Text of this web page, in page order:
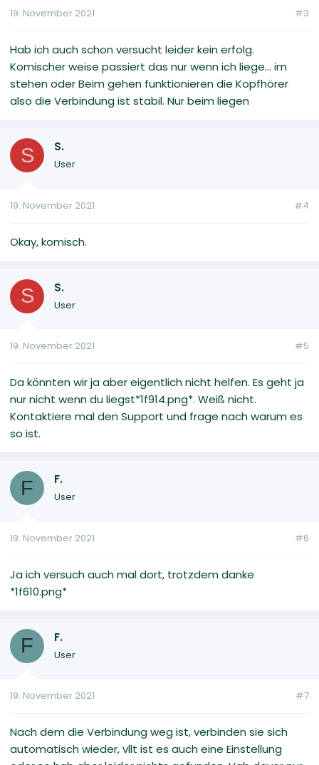
19. November 2021 #3
Hab ich auch schon versucht leider kein erfolg.
Komischer weise passiert das nur wenn ich liege... im
stehen oder Beim gehen funktionieren die Kopfhörer
also die Verbindung ist stabil. Nur beim liegen
S S.
User
19. November 2021 #4
Okay, komisch.
S S.
User
19. November 2021 #5
Da könnten wir ja aber eigentlich nicht helfen. Es geht ja
nur nicht wenn du liegst*1f914.png*. Weiß nicht.
Kontaktiere mal den Support und frage nach warum es
so ist.
F F.
User
19. November 2021 #6
Ja ich versuch auch mal dort, trotzdem danke
*1f610.png*
F F.
User
19. November 2021 #7
Nach dem die Verbindung weg ist, verbinden sie sich
automatisch wieder, vllt ist es auch eine Einstellung